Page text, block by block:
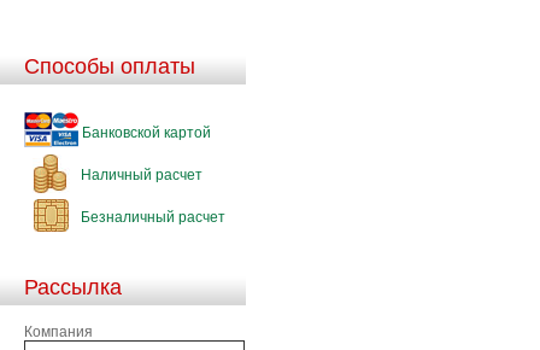
Способы оплаты
Банковской картой
Наличный расчет
Безналичный расчет
Рассылка
Компания